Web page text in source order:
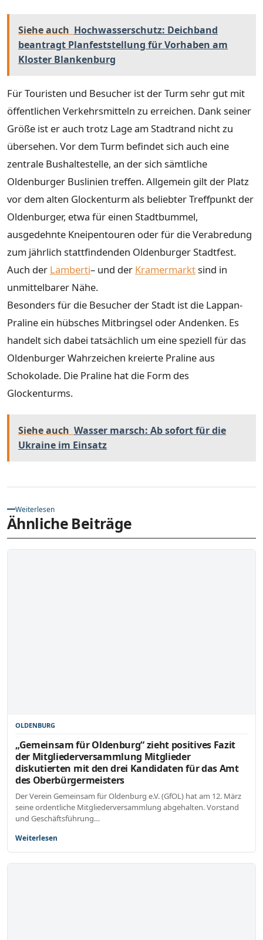
Siehe auch Hochwasserschutz: Deichband
beantragt Planfeststellung für Vorhaben am
Kloster Blankenburg
Für Touristen und Besucher ist der Turm sehr gut mit
öffentlichen Verkehrsmitteln zu erreichen. Dank seiner
Größe ist er auch trotz Lage am Stadtrand nicht zu
übersehen. Vor dem Turm befindet sich auch eine
zentrale Bushaltestelle, an der sich sämtliche
Oldenburger Buslinien treffen. Allgemein gilt der Platz
vor dem alten Glockenturm als beliebter Treffpunkt der
Oldenburger, etwa für einen Stadtbummel,
ausgedehnte Kneipentouren oder für die Verabredung
zum jährlich stattfindenden Oldenburger Stadtfest.
Auch der Lamberti– und der Kramermarktsind in
unmittelbarer Nähe.
Besonders für die Besucher der Stadt ist die Lappan-
Praline ein hübsches Mitbringsel oder Andenken. Es
handelt sich dabei tatsächlich um eine speziell für das
Oldenburger Wahrzeichen kreierte Praline aus
Schokolade. Die Praline hat die Form des
Glockenturms.
Siehe auch Wasser marsch: Ab sofort für die
Ukraine im Einsatz
Weiterlesen
Ähnliche Beiträge
OLDENBURG
„Gemeinsam für Oldenburg“ zieht positives Fazit
der Mitgliederversammlung Mitglieder
diskutierten mit den drei Kandidaten für das Amt
des Oberbürgermeisters
Der Verein Gemeinsam für Oldenburg e.V. (GfOL) hat am 12. März
seine ordentliche Mitgliederversammlung abgehalten. Vorstand
und Geschäftsführung…
Weiterlesen